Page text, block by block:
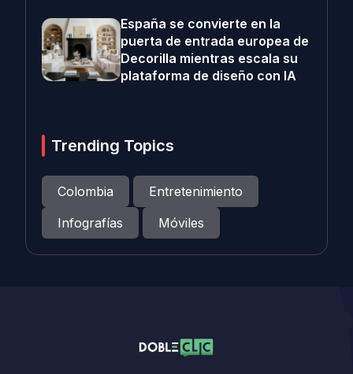
España se convierte en la
puerta de entrada europea de
Decorilla mientras escala su
plataforma de diseño con IA
Trending Topics
Colombia
Entretenimiento
Infografías
Móviles